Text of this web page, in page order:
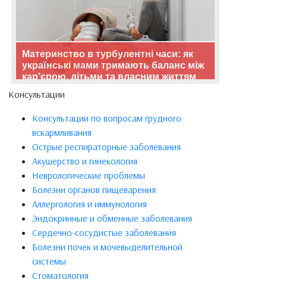
Материнство в турбулентні часи: як
українські мами тримають баланс між
кар’єрою, дітьми та власним життям
Консультации
Консультации по вопросам грудного
вскармливания
Острые респираторные заболевания
Акушерство и гинекология
Неврологические проблемы
Болезни органов пищеварения
Аллергология и иммунология
Эндокринные и обменные заболевания
Сердечно-сосудистые заболевания
Болезни почек и мочевыделительной
системы
Стоматология